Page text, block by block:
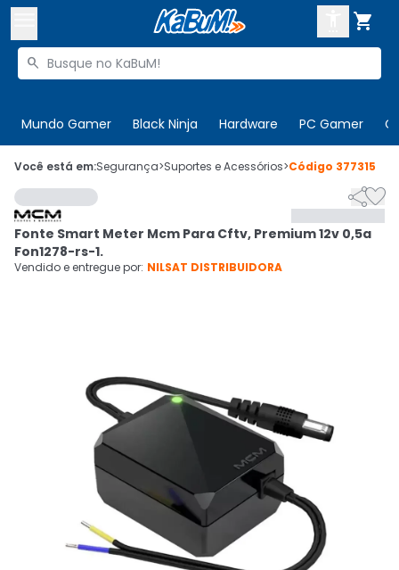

Buscar produtos

Mundo Gamer Black Ninja Hardware PC Gamer
 Olá. Acesse sua conta
 Departamentos
Cupons
CADASTRE-SE
Você está em:Segurança>Suportes e Acessórios>Código 377315

Fonte Smart Meter Mcm Para Cftv, Premium 12v 0,5a
Fon1278-rs-1.
Vendido e entregue por: NILSAT DISTRIBUIDORA